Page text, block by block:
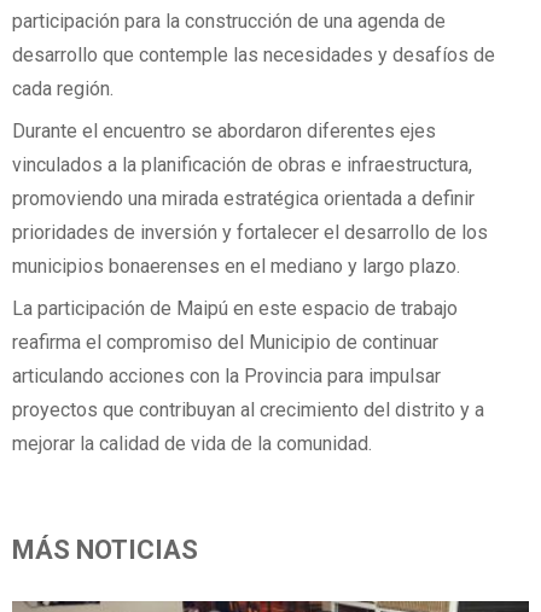
participación para la construcción de una agenda de
desarrollo que contemple las necesidades y desafíos de
cada región.
Durante el encuentro se abordaron diferentes ejes
vinculados a la planificación de obras e infraestructura,
promoviendo una mirada estratégica orientada a definir
prioridades de inversión y fortalecer el desarrollo de los
municipios bonaerenses en el mediano y largo plazo.
La participación de Maipú en este espacio de trabajo
reafirma el compromiso del Municipio de continuar
articulando acciones con la Provincia para impulsar
proyectos que contribuyan al crecimiento del distrito y a
mejorar la calidad de vida de la comunidad.
MÁS NOTICIAS